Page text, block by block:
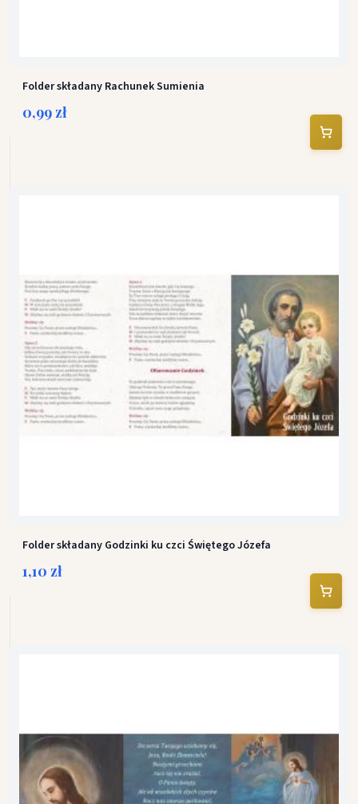
Folder składany Rachunek Sumienia
0,99 zł
Folder składany Godzinki ku czci Świętego Józefa
1,10 zł